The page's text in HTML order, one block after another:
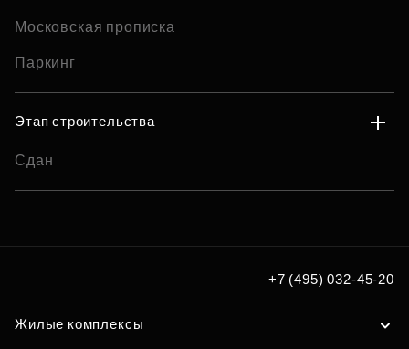
Московская прописка
Паркинг
Этап строительства
Сдан
+7 (495) 032-45-20
Жилые комплексы